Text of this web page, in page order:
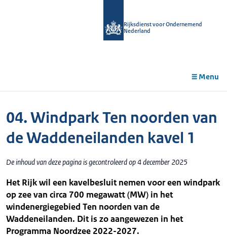
Rijksdienst voor Ondernemend
Nederland
Menu
04. Windpark Ten noorden van
de Waddeneilanden kavel 1
De inhoud van deze pagina is gecontroleerd op 4 december 2025
Het Rijk wil een kavelbesluit nemen voor een windpark
op zee van circa 700 megawatt (MW) in het
windenergiegebied Ten noorden van de
Waddeneilanden. Dit is zo aangewezen in het
Programma Noordzee 2022-2027.